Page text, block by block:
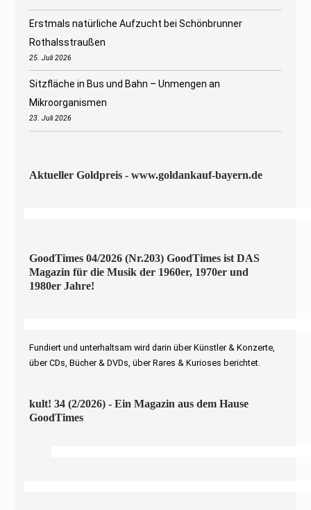
Erstmals natürliche Aufzucht bei Schönbrunner
Rothalsstraußen
25. Juli 2026
Sitzfläche in Bus und Bahn – Unmengen an
Mikroorganismen
23. Juli 2026
Aktueller Goldpreis - www.goldankauf-bayern.de
GoodTimes 04/2026 (Nr.203) GoodTimes ist DAS
Magazin für die Musik der 1960er, 1970er und
1980er Jahre!
Fundiert und unterhaltsam wird darin über Künstler & Konzerte,
über CDs, Bücher & DVDs, über Rares & Kurioses berichtet.
kult! 34 (2/2026) - Ein Magazin aus dem Hause
GoodTimes